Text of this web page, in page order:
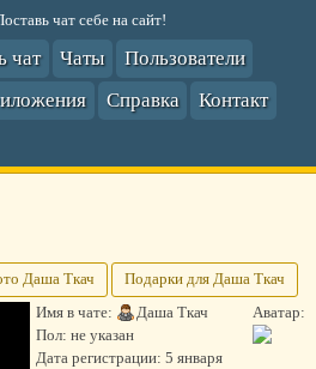
чат себе на сайт!
чат Чаты
Пользователи
Справка
Контакт
Даша Ткач
Подарки для Даша Ткач
Аватар:
Имя в чате:
Даша Ткач
Пол: не указан
Дата регистрации: 5 января